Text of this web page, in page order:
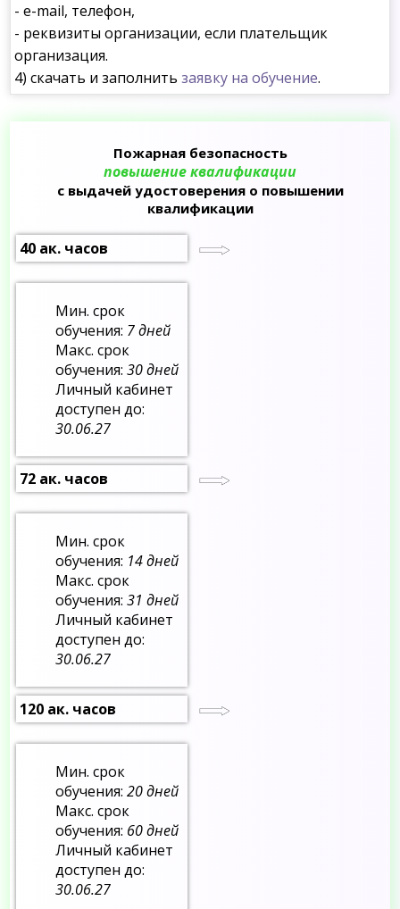
- e-mail, телефон,
- реквизиты организации, если плательщик
организация.
4) скачать и заполнитьзаявку на обучение.
Пожарная безопасность
повышение квалификации
с выдачей удостоверения о повышении
квалификации
40 ак. часов
Мин. срок
обучения: 7 дней
Макс. срок
обучения:30 дней
Личный кабинет
доступен до:
30.06.27
72 ак. часов
Мин. срок
обучения: 14 дней
Макс. срок
обучения:31 дней
Личный кабинет
доступен до:
30.06.27
120 ак. часов
Мин. срок
обучения:20 дней
Макс. срок
обучения: 60 дней
Личный кабинет
доступен до:
30.06.27